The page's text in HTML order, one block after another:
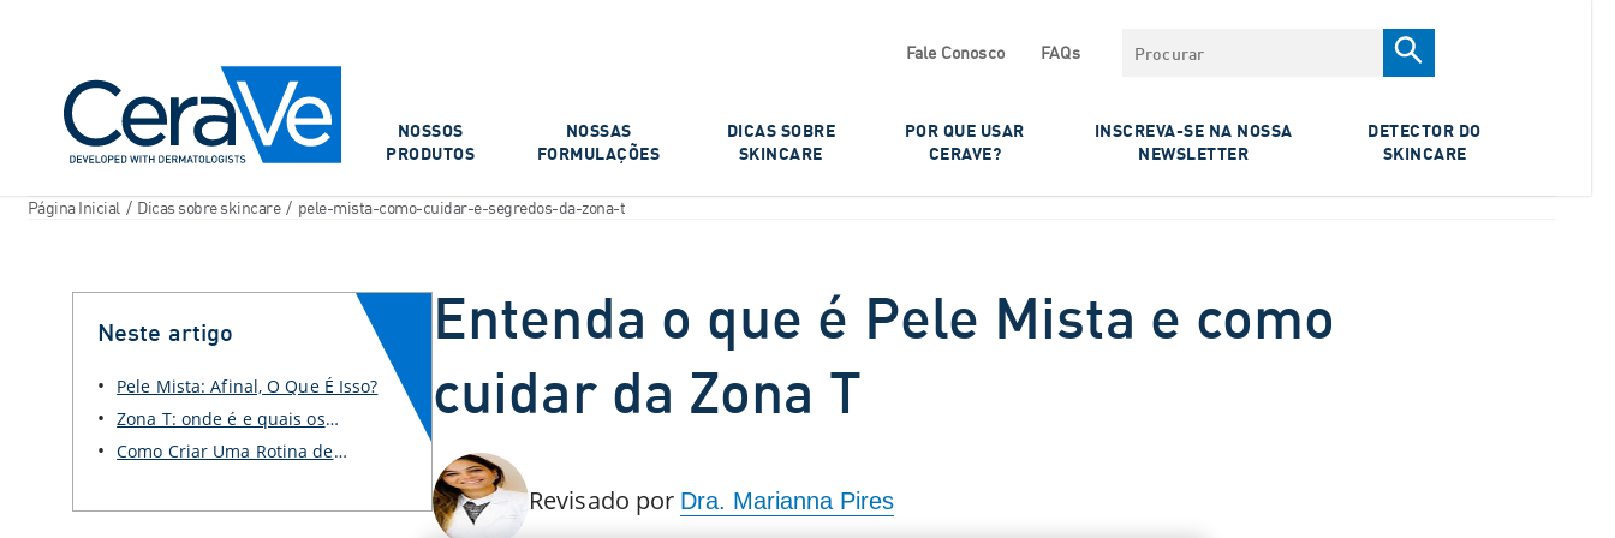
Fale Conosco FAQs Procurar
NOSSOS
PRODUTOS
NOSSAS
FORMULAÇÕES​
DICAS SOBRE
SKINCARE
POR QUE USAR
CERAVE?​
INSCREVA-SE NA NOSSA
NEWSLETTER
DETECTOR DO
SKINCARE
Página Inicial / Dicas sobre skincare / pele-mista-como-cuidar-e-segredos-da-zona-t
Entenda o que é Pele Mista e como
cuidar da Zona T​
Revisado por Dra. Marianna Pires
Neste artigo
Pele Mista: Afinal, O Que É Isso?
Zona T: onde é e quais os
cuidados
Como Criar Uma Rotina de